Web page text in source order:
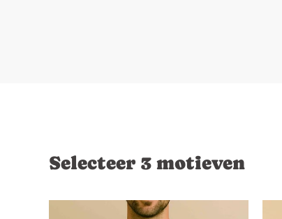
Selecteer 3 motieven